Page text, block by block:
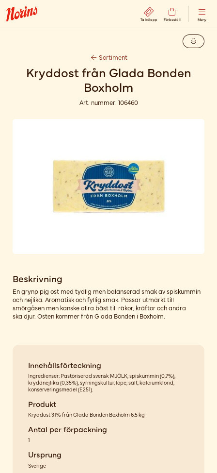
Ta kölapp Förbeställ Meny
Sortiment
Kryddost från Glada Bonden
Boxholm
Art. nummer: 106460
Beskrivning
En grynpipig ost med tydlig men balanserad smak av spiskummin
och nejlika. Aromatisk och fyllig smak. Passar utmärkt till
smörgåsen men kanske allra bäst till räkor, kräftor och andra
skaldjur. Osten kommer från Glada Bonden i Boxholm.
Innehållsförteckning
Ingredienser: Pastöriserad svensk MJÖLK, spiskummin (0,7%),
kryddnejlika (0,35%), syrningskultur, löpe, salt, kalciumklorid,
konserveringsmedel (E251).
Produkt
Kryddost 31% från Glada Bonden Boxholm 6,5 kg
Antal per förpackning
1
Ursprung
Sverige